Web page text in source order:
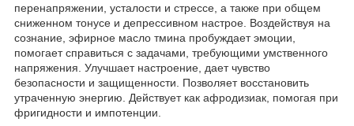
перенапряжении, усталости и стрессе, а также при общем
сниженном тонусе и депрессивном настрое. Воздействуя на
сознание, эфирное масло тмина пробуждает эмоции,
помогает справиться с задачами, требующими умственного
напряжения. Улучшает настроение, дает чувство
безопасности и защищенности. Позволяет восстановить
утраченную энергию. Действует как афродизиак, помогая при
фригидности и импотенции.